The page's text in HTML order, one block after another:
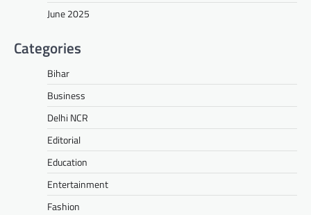
June 2025
Categories
Bihar
Business
Delhi NCR
Editorial
Education
Entertainment
Fashion